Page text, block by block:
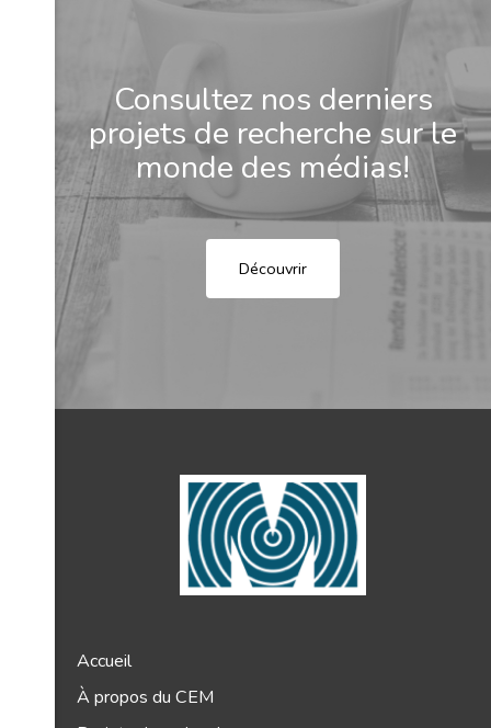
Consultez nos derniers
projets de recherche sur le
monde des médias!
Découvrir
Accueil
À propos du CEM